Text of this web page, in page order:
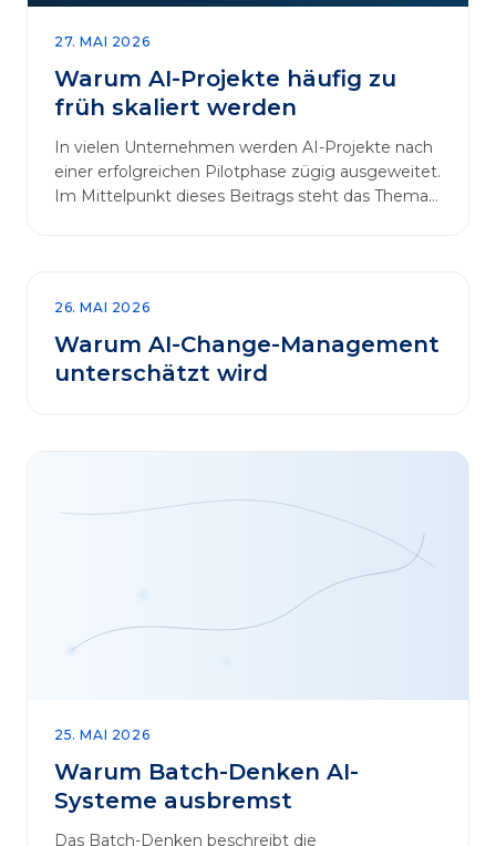
27. MAI 2026
Warum AI-Projekte häufig zu
früh skaliert werden
In vielen Unternehmen werden AI-Projekte nach
einer erfolgreichen Pilotphase zügig ausgeweitet.
Im Mittelpunkt dieses Beitrags steht das Thema
26. MAI 2026
Warum AI-Change-Management
unterschätzt wird
25. MAI 2026
Warum Batch-Denken AI-
Systeme ausbremst
Das Batch-Denken beschreibt die